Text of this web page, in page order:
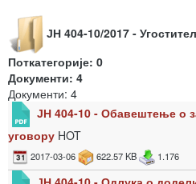
ЈН 404-10/2017 -
Поткатегорије: 0
Документи: 4
Документи: 4
ЈН 404-10 - Обавештење о
уговору HOT
2017-03-06 622.57 KB 1.176